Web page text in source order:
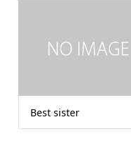
Best sister